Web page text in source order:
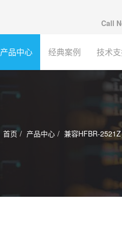
Call
产品中心 经典案例 技术
首页 产品中心 兼容HFBR-